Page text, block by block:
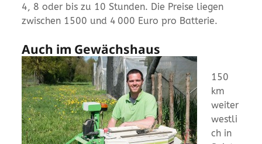
4, 8 oder bis zu 10 Stunden. Die Preise liegen
zwischen 1500 und 4 000 Euro pro Batterie.
Auch im Gewächshaus
150
km
weiter
westli
ch in